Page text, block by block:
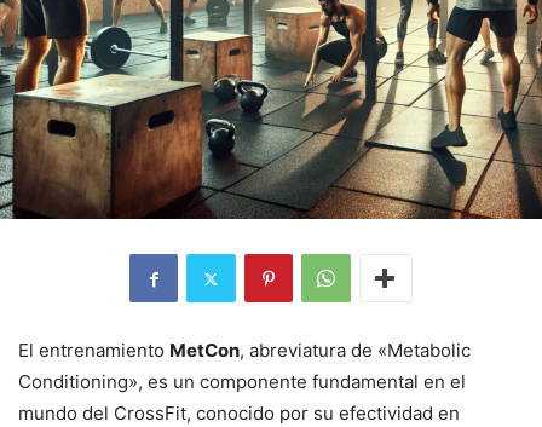
El entrenamiento MetCon, abreviatura de «Metabolic
Conditioning», es un componente fundamental en el
mundo del CrossFit, conocido por su efectividad en